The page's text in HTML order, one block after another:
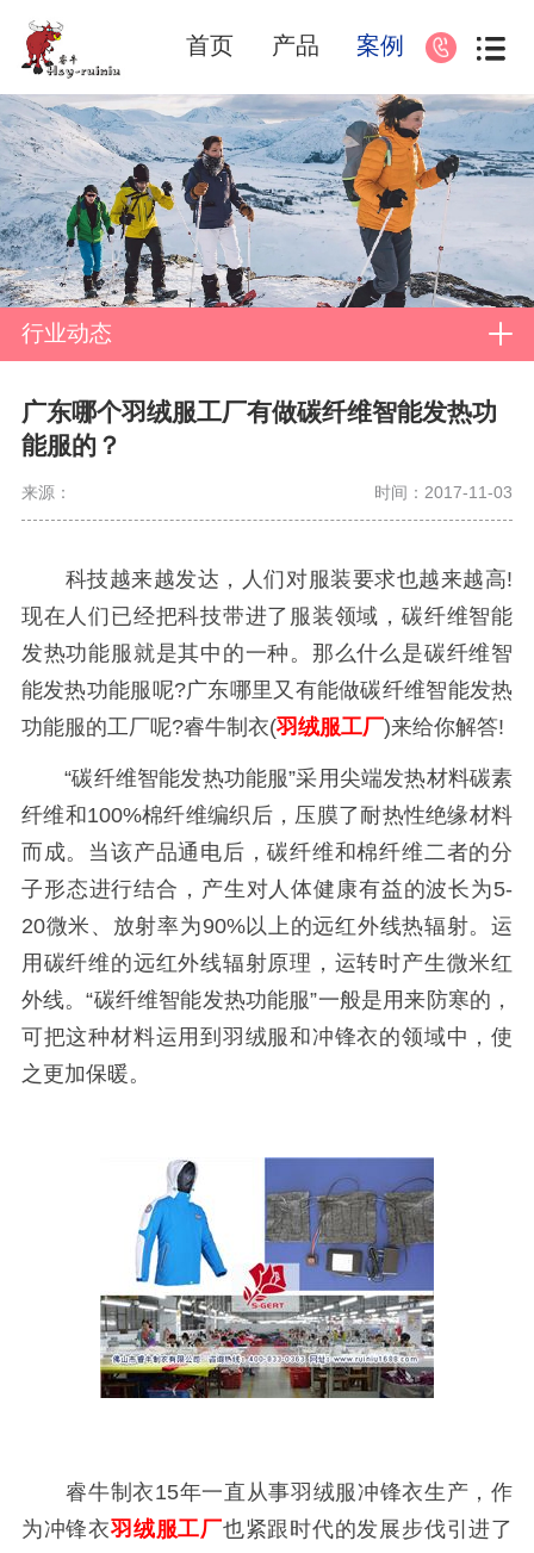
首页 产品 案例
行业动态
广东哪个羽绒服工厂有做碳纤维智能发热功
能服的？
来源： 时间：2017-11-03
科技越来越发达，人们对服装要求也越来越高!
现在人们已经把科技带进了服装领域，碳纤维智能
发热功能服就是其中的一种。那么什么是碳纤维智
能发热功能服呢?广东哪里又有能做碳纤维智能发热
功能服的工厂呢?睿牛制衣(羽绒服工厂)来给你解答!
“碳纤维智能发热功能服”采用尖端发热材料碳素
纤维和100%棉纤维编织后，压膜了耐热性绝缘材料
而成。当该产品通电后，碳纤维和棉纤维二者的分
子形态进行结合，产生对人体健康有益的波长为5-
20微米、放射率为90%以上的远红外线热辐射。运
用碳纤维的远红外线辐射原理，运转时产生微米红
外线。“碳纤维智能发热功能服”一般是用来防寒的，
可把这种材料运用到羽绒服和冲锋衣的领域中，使
之更加保暖。
睿牛制衣15年一直从事羽绒服冲锋衣生产，作
为冲锋衣羽绒服工厂也紧跟时代的发展步伐引进了